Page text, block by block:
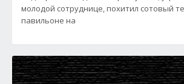
молодой сотруднице, похитил сотовый
павильоне на